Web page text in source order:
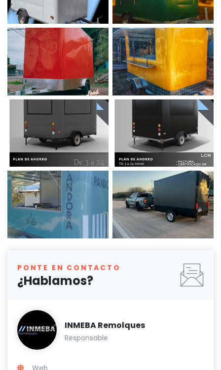
PONTE EN CONTACTO
¿Hablamos?
INMEBA Remolques
Responsable
Web